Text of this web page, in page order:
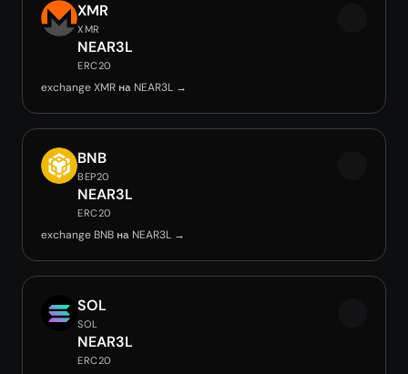
XMR
XMR
NEAR3L
ERC20
exchange XMR на NEAR3L →
BNB
BEP20
NEAR3L
ERC20
exchange BNB на NEAR3L →
SOL
SOL
NEAR3L
ERC20